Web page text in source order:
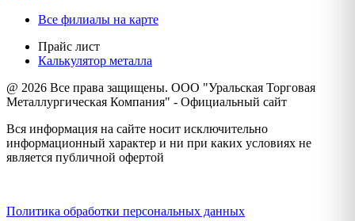
Все филиалы на карте
Прайс лист
Калькулятор металла
@ 2026 Все права защищены. ООО "Уральская Торговая
Металлургическая Компания" - Официальный сайт
Вся информация на сайте носит исключительно
информационный характер и ни при каких условиях не
является публичной офертой
Политика обработки персональных данных